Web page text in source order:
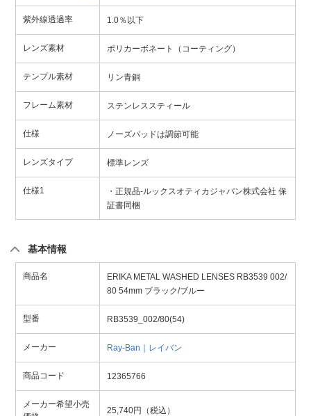
紫外線透過率 1.0％以下
レンズ素材 ポリカーボネート（コーティング）
テンプル素材 リン青銅
フレーム素材 ステンレススティール
仕様 ノーズパッドは調節可能
レンズタイプ 標準レンズ
仕様1
・正規品-ルックスオティカジャパン株式会社 保
証書同梱
基本情報
商品名
ERIKA METAL WASHED LENSES RB3539 002/
80 54mm ブラック/ブルー
型番 RB3539_002/80(54)
メーカー Ray-Ban｜レイバン
商品コード 12365766
メーカー希望小売
25,740円（税込）